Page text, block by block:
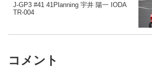
J-GP3 #41 41Planning 宇井 陽一 IODA
TR-004
コメント